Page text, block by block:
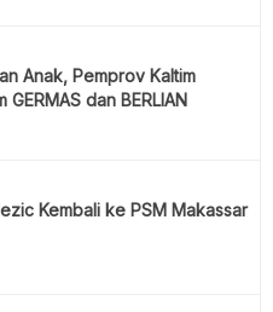
Anak, Pemprov Kaltim
dan BERLIAN
Kembali ke PSM Makassar